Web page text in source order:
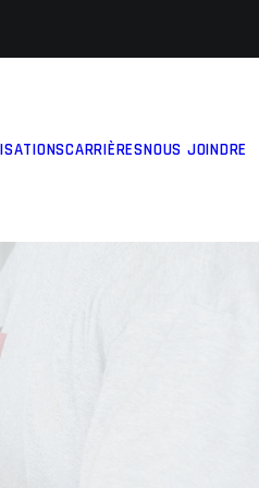
CARRIÈRESNOUS JOINDRE